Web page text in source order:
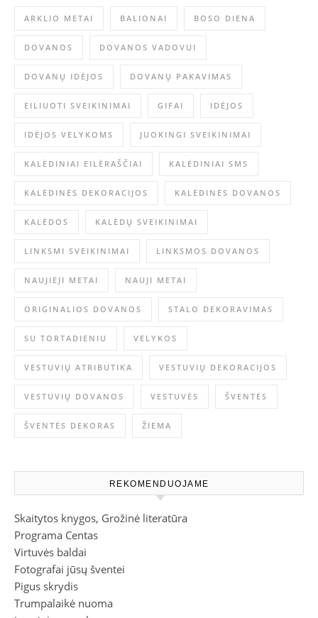
ARKLIO METAI BALIONAI BOSO DIENA
DOVANOS DOVANOS VADOVUI
DOVANŲ IDĖJOS DOVANŲ PAKAVIMAS
EILIUOTI SVEIKINIMAI GIFAI IDĖJOS
IDĖJOS VELYKOMS JUOKINGI SVEIKINIMAI
KALĖDINIAI EILĖRAŠČIAI KALĖDINIAI SMS
KALĖDINĖS DEKORACIJOS KALĖDINĖS DOVANOS
KALĖDOS KALĖDŲ SVEIKINIMAI
LINKSMI SVEIKINIMAI LINKSMOS DOVANOS
NAUJIEJI METAI NAUJI METAI
ORIGINALIOS DOVANOS STALO DEKORAVIMAS
SU TORTADIENIU VELYKOS
VESTUVIŲ ATRIBUTIKA VESTUVIŲ DEKORACIJOS
VESTUVIŲ DOVANOS VESTUVĖS ŠVENTĖS
ŠVENTĖS DEKORAS ŽIEMA
REKOMENDUOJAME
Skaitytos knygos, Grožinė literatūra
Programa Centas
Virtuvės baldai
Fotografai jūsų šventei
Pigus skrydis
Trumpalaikė nuoma